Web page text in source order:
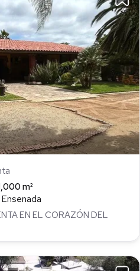
m²
EN EL CORAZÓN DEL